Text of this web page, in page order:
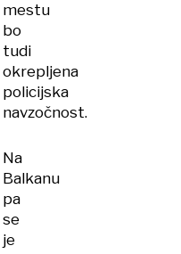
mestu
bo
tudi
okrepljena
policijska
navzočnost.
Na
Balkanu
pa
se
je